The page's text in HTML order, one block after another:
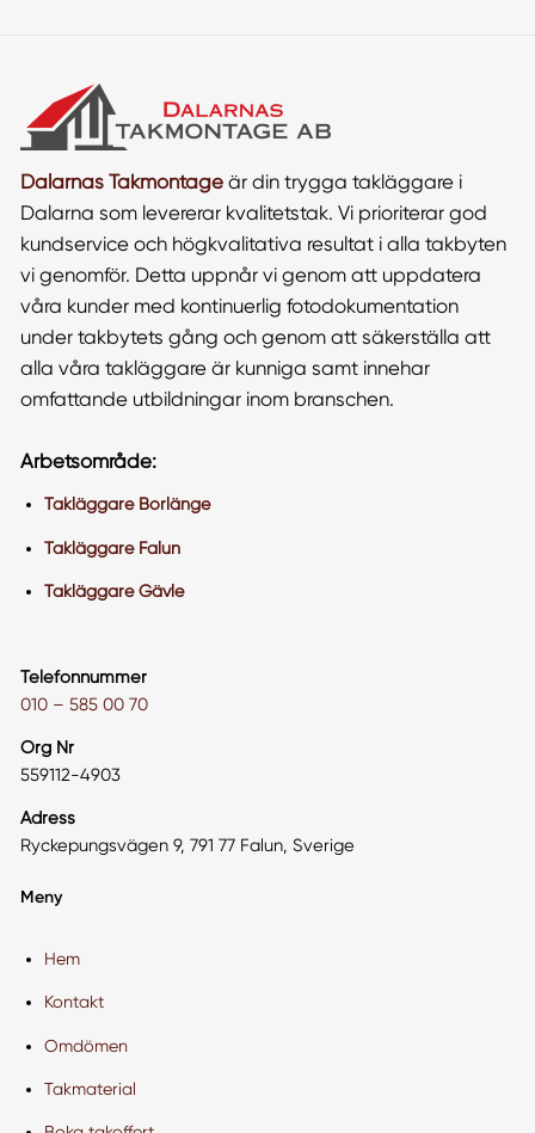
Dalarnas Takmontageär din trygga takläggare i
Dalarna som levererar kvalitetstak. Vi prioriterar god
kundservice och högkvalitativa resultat i alla takbyten
vi genomför. Detta uppnår vi genom att uppdatera
våra kunder med kontinuerlig fotodokumentation
under takbytets gång och genom att säkerställa att
alla våra takläggare är kunniga samt innehar
omfattande utbildningar inom branschen.
Arbetsområde:
Takläggare Borlänge
Takläggare Falun
Takläggare Gävle
Telefonnummer
010 – 585 00 70
Org Nr
559112-4903
Adress
Ryckepungsvägen 9, 791 77 Falun, Sverige
Meny
Hem
Kontakt
Omdömen
Takmaterial